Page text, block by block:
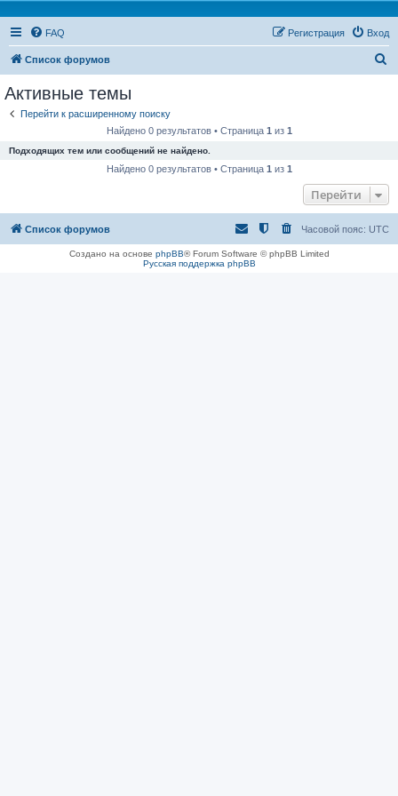
FAQ Вход
Регистрация
Список форумов
Активные темы
Перейти к расширенному поиску
Найдено 0 результатов • Страница 1 из 1
Подходящих тем или сообщений не найдено.
Найдено 0 результатов • Страница 1 из 1
Перейти
Список форумов Часовой пояс: UTC
Создано на основе phpBB® Forum Software © phpBB Limited
Русская поддержка phpBB